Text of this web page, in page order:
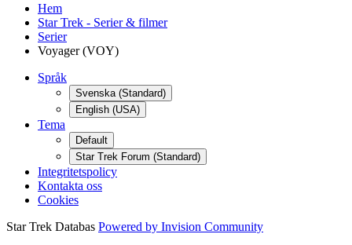
Hem
Star Trek - Serier & filmer
Serier
Voyager (VOY)
Språk
Svenska (Standard)
English (USA)
Tema
Default
Star Trek Forum (Standard)
Integritetspolicy
Kontakta oss
Cookies
Star Trek Databas Powered by Invision Community